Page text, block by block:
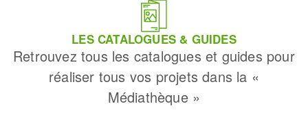
LES CATALOGUES & GUIDES
Retrouvez tous les catalogues et guides pour
réaliser tous vos projets dans la «
Médiathèque »